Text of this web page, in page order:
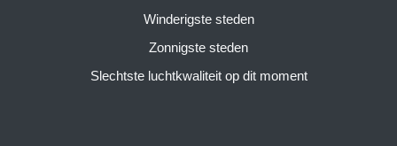
Winderigste steden
Zonnigste steden
Slechtste luchtkwaliteit op dit moment